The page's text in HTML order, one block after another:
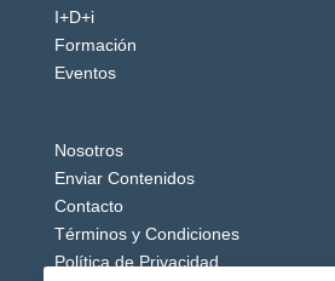
I+D+i
Formación
Eventos
Nosotros
Enviar Contenidos
Contacto
Términos y Condiciones
Política de Privacidad